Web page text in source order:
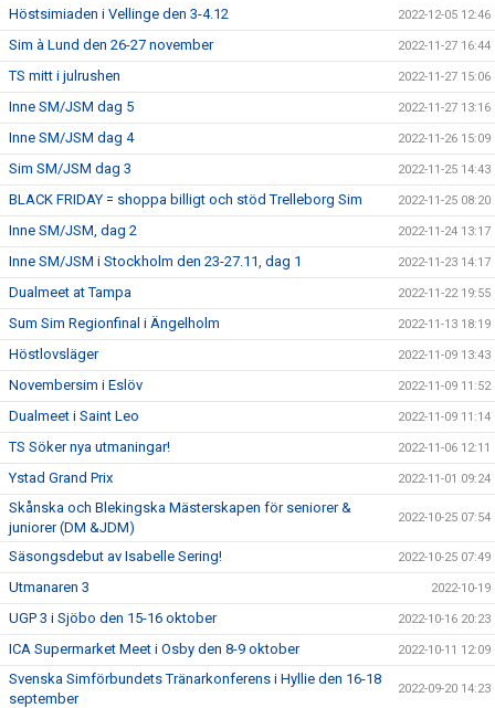
Höstsimiaden i Vellinge den 3-4.12 2022-12-05 12:46
Sim à Lund den 26-27 november 2022-11-27 16:44
TS mitt i julrushen 2022-11-27 15:06
Inne SM/JSM dag 5 2022-11-27 13:16
Inne SM/JSM dag 4 2022-11-26 15:09
Sim SM/JSM dag 3 2022-11-25 14:43
BLACK FRIDAY = shoppa billigt och stöd Trelleborg Sim 2022-11-25 08:20
Inne SM/JSM, dag 2 2022-11-24 13:17
Inne SM/JSM i Stockholm den 23-27.11, dag 1 2022-11-23 14:17
Dualmeet at Tampa 2022-11-22 19:55
Sum Sim Regionfinal i Ängelholm 2022-11-13 18:19
Höstlovsläger 2022-11-09 13:43
Novembersim i Eslöv 2022-11-09 11:52
Dualmeet i Saint Leo 2022-11-09 11:14
TS Söker nya utmaningar! 2022-11-06 12:11
Ystad Grand Prix 2022-11-01 09:24
Skånska och Blekingska Mästerskapen för seniorer &
juniorer (DM &JDM)
2022-10-25 07:54
Säsongsdebut av Isabelle Sering! 2022-10-25 07:49
Utmanaren 3 2022-10-19
UGP 3 i Sjöbo den 15-16 oktober 2022-10-16 20:23
ICA Supermarket Meet i Osby den 8-9 oktober 2022-10-11 12:09
Svenska Simförbundets Tränarkonferens i Hyllie den 16-18
september
2022-09-20 14:23